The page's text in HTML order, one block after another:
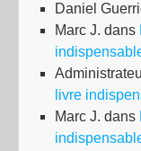
Daniel
Marc J. dans
livre
Marc J. dans